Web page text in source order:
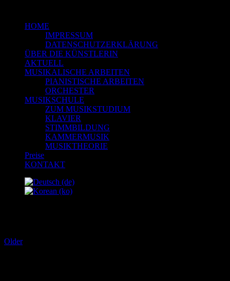
HOME
IMPRESSUM
DATENSCHUTZERKLÄRUNG
ÜBER DIE KÜNSTLERIN
AKTUELL
MUSIKALISCHE ARBEITEN
PIANISTISCHE ARBEITEN
ORCHESTER
MUSIKSCHULE
ZUM MUSIKSTUDIUM
KLAVIER
STIMMBILDUNG
KAMMERMUSIK
MUSIKTHEORIE
Preise
KONTAKT
Older